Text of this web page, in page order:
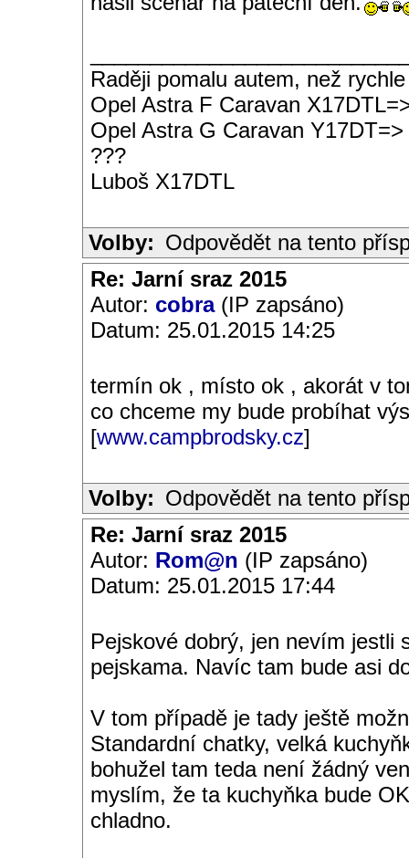
Raději pomalu autem, než
Opel Astra F Caravan
Opel Astra G Caravan Y17DT=>
???
Luboš X17DTL
Volby: Odpovědět na tento
Re: Jarní sraz 2015
Autor: cobra(IP zapsáno)
Datum: 25.01.2015 14:25
termín ok , místo ok , akorát v
co chceme my bude probíhat
[www.campbrodsky.cz]
Volby: Odpovědět na tento
Re: Jarní sraz 2015
Autor: Rom@n (IP zapsáno)
Datum: 25.01.2015 17:44
Pejskové dobrý, jen nevím jestli
pejskama. Navíc tam bude asi
V tom případě je tady ještě
Standardní chatky, velká
bohužel tam teda není žádný
myslím, že ta kuchyňka bude
chladno.